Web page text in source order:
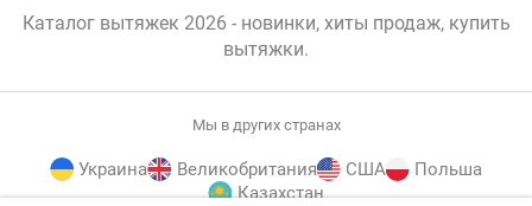
Каталог вытяжек 2026 - новинки, хиты продаж, купить
вытяжки.
Мы в других странах
Украина Великобритания США
Польша
Казахстан